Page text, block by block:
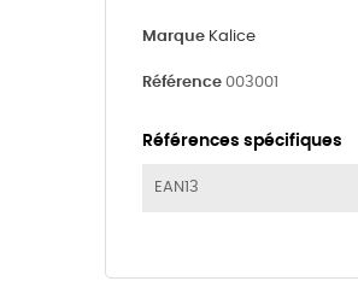
Marque Kalice
Référence 003001
Références spécifiques
EAN13